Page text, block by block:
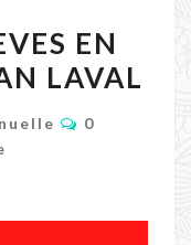
EN
LAVAL
0